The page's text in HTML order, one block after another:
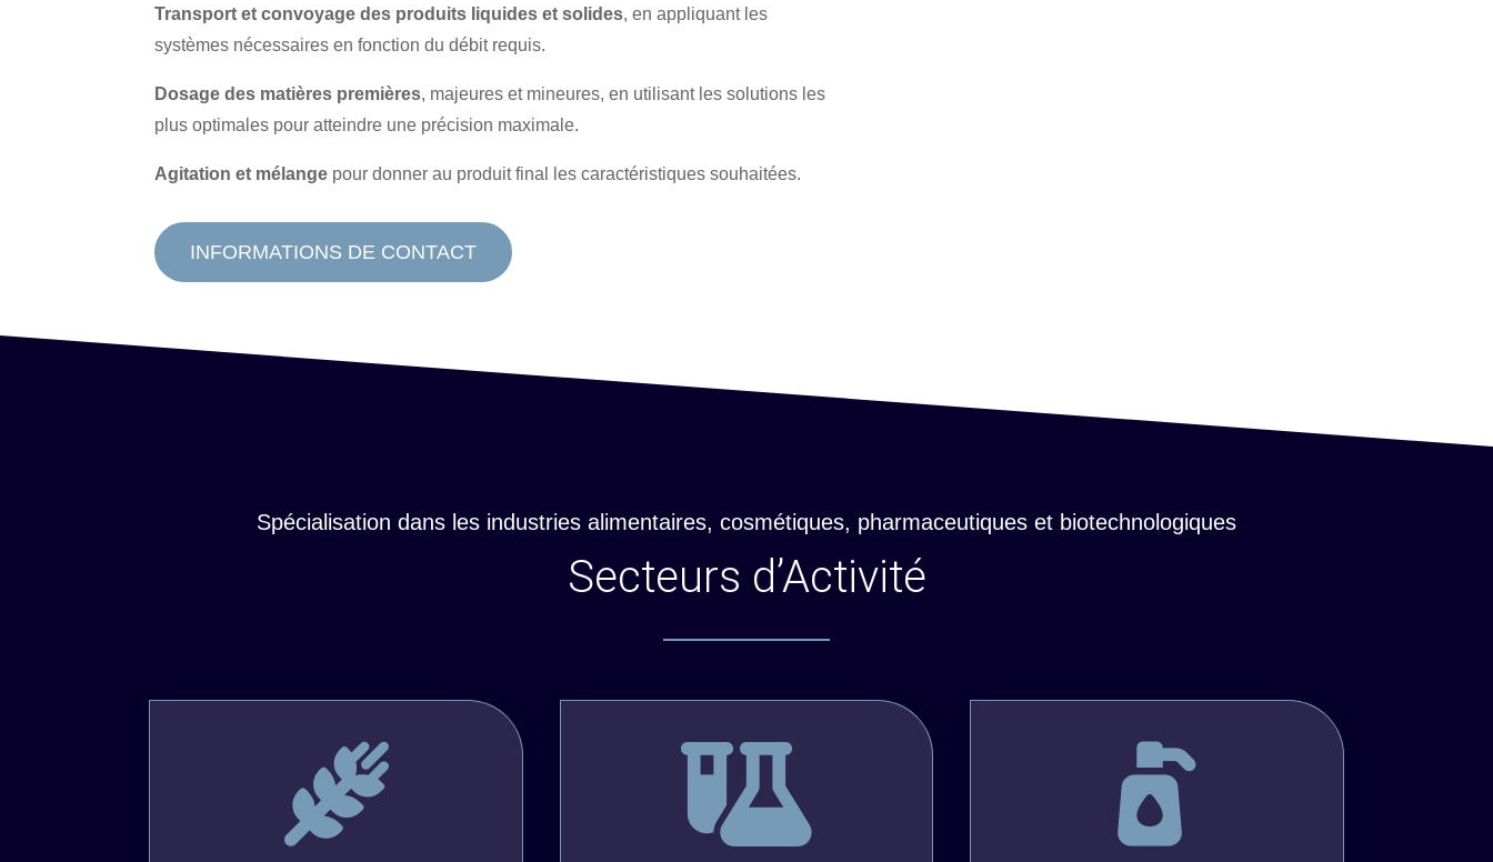
Transport et convoyage des produits liquides et solides, en appliquant les
systèmes nécessaires en fonction du débit requis.
Dosage des matières premières, majeures et mineures, en utilisant les solutions les
plus optimales pour atteindre une précision maximale.
Agitation et mélange pour donner au produit final les caractéristiques souhaitées.
INFORMATIONS DE CONTACT
Spécialisation dans les industries alimentaires, cosmétiques, pharmaceutiques et biotechnologiques
Secteurs d’Activité